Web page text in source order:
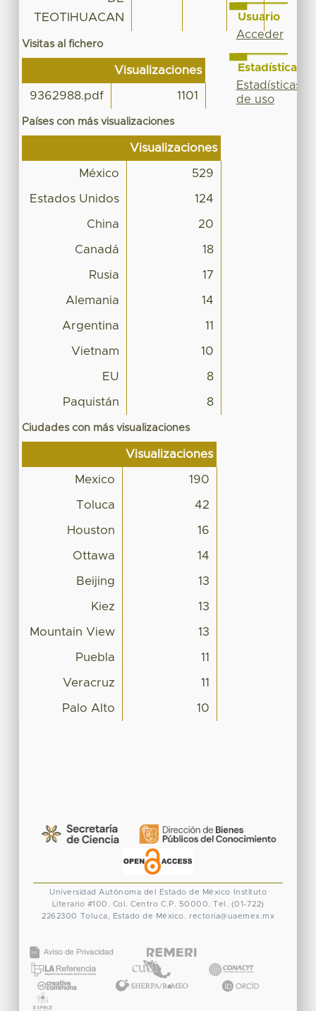
TEOTIHUACAN
Visitas al fichero
Visualizaciones
9362988.pdf 1101
Países con más visualizaciones
Visualizaciones
México 529
Estados Unidos 124
China 20
Canadá 18
Rusia 17
Alemania 14
Argentina 11
Vietnam 10
EU 8
Paquistán 8
Ciudades con más visualizaciones
Visualizaciones
Mexico 190
Toluca 42
Houston 16
Ottawa 14
Beijing 13
Kiez 13
Mountain View 13
Puebla 11
Veracruz 11
Palo Alto 10
Usuario
Acceder
Estadísticas
Estadísticas
de uso
Universidad Autónoma del Estado de México
Instituto
Literario #100. Col. Centro C.P. 50000. Tel. (01-722)
2262300 Toluca, Estado de México. rectoria@uaemex.mx